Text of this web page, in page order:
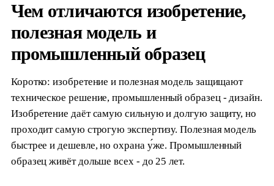
Чем отличаются изобретение,
полезная модель и
промышленный образец
Коротко: изобретение и полезная модель защищают
техническое решение, промышленный образец - дизайн.
Изобретение даёт самую сильную и долгую защиту, но
проходит самую строгую экспертизу. Полезная модель
быстрее и дешевле, но охрана у́же. Промышленный
образец живёт дольше всех - до 25 лет.